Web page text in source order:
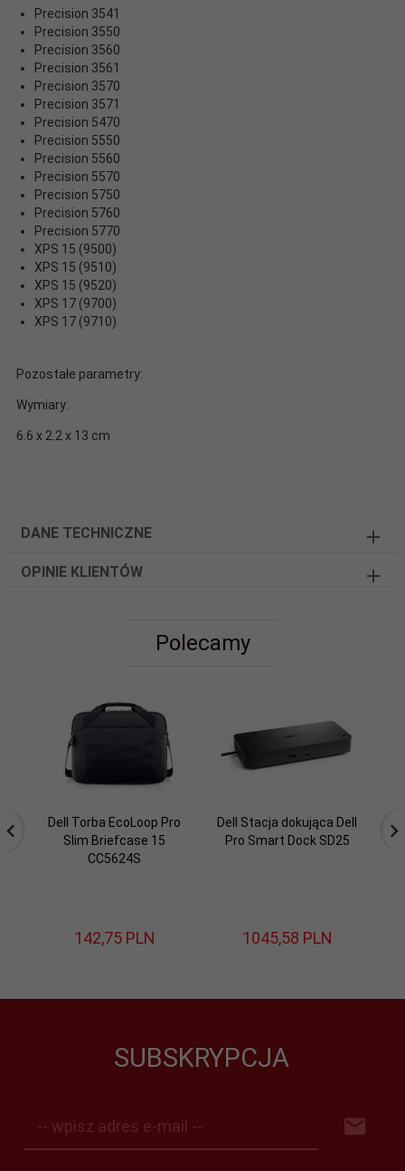
Precision 3541
Precision 3550
Precision 3560
Precision 3561
Precision 3570
Precision 3571
Precision 5470
Precision 5550
Precision 5560
Precision 5570
Precision 5750
Precision 5760
Precision 5770
XPS 15 (9500)
XPS 15 (9510)
XPS 15 (9520)
XPS 17 (9700)
XPS 17 (9710)
Pozostałe parametry:
Wymiary:
6.6 x 2.2 x 13 cm
DANE TECHNICZNE
OPINIE KLIENTÓW
Polecamy
Dell Torba EcoLoop Pro
Slim Briefcase 15
CC5624S
142,75 PLN
Dell Stacja dokująca Dell
Pro Smart Dock SD25
1045,58 PLN
SUBSKRYPCJA
-- wpisz adres e-mail --